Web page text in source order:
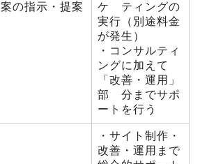
案の指示・提案
ケ ティングの
実行（別途料金
が発生）
・コンサルティ
ングに加えて
「改善・運用」
部 分までサポ
ートを行う
・サイト制作・
改善・運用まで